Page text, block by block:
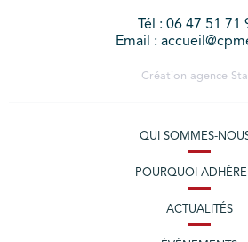
Tél : 06 47 51 71
Email :
Création agence
QUI SOMMES-
POURQUOI
ACTUALITÉS